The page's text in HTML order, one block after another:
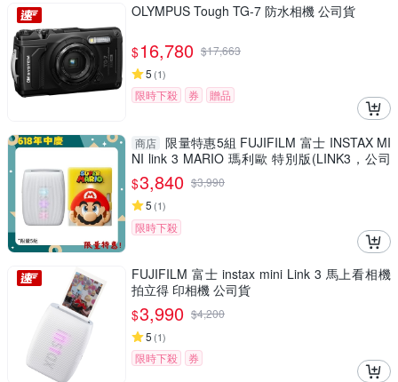
OLYMPUS Tough TG-7 防水相機 公司貨
$16,780 $17,663
5 (1)
限時下殺 券 贈品
商店 限量特惠5組 FUJIFILM 富士 INSTAX MI
NI link 3 MARIO 瑪利歐 特別版(LINK3，公司
貨)拍立得 手機印相機
$3,840 $3,990
5 (1)
限時下殺
FUJIFILM 富士 instax mini Link 3 馬上看相機
拍立得 印相機 公司貨
$3,990 $4,200
5 (1)
限時下殺 券